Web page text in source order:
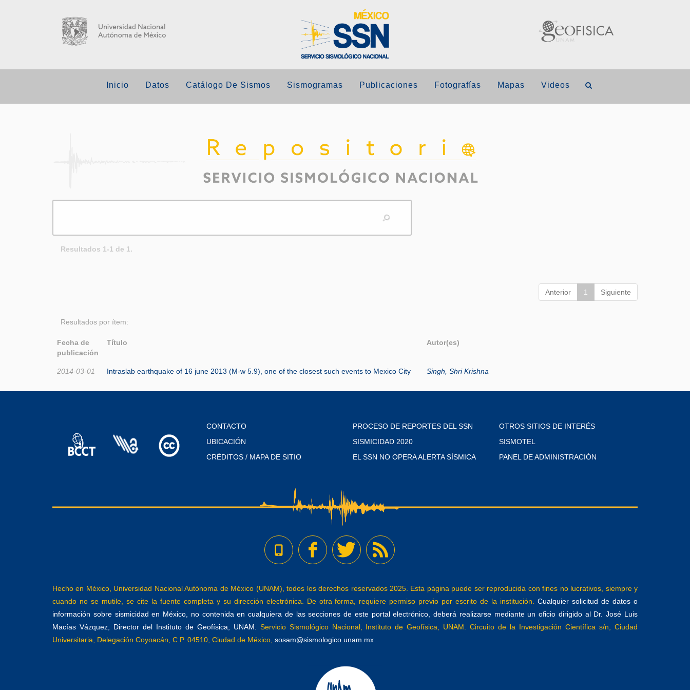
Inicio Datos Catálogo De Sismos Sismogramas Publicaciones Fotografías Mapas Videos
Resultados 1-1 de 1.
Anterior 1 Siguiente
Resultados por ítem:
Fecha de
publicación
Título Autor(es)
2014-03-01 Intraslab earthquake of 16 june 2013 (M-w 5.9), one of the closest such events to Mexico City Singh, Shri Krishna
CONTACTO
UBICACIÓN
CRÉDITOS / MAPA DE SITIO
PROCESO DE REPORTES DEL SSN
SISMICIDAD 2020
EL SSN NO OPERA ALERTA SÍSMICA
OTROS SITIOS DE INTERÉS
SISMOTEL
PANEL DE ADMINISTRACIÓN
Hecho en México, Universidad Nacional Autónoma de México (UNAM), todos los derechos reservados 2025. Esta página puede ser reproducida con fines no lucrativos, siempre y
cuando no se mutile, se cite la fuente completa y su dirección electrónica. De otra forma, requiere permiso previo por escrito de la institución.Cualquier solicitud de datos o
información sobre sismicidad en México, no contenida en cualquiera de las secciones de este portal electrónico, deberá realizarse mediante un oficio dirigido al Dr. José Luis
Macías Vázquez, Director del Instituto de Geofísica, UNAM.
Servicio Sismológico Nacional, Instituto de Geofísica, UNAM. Circuito de la Investigación Científica s/n, Ciudad
Universitaria, Delegación Coyoacán, C.P. 04510, Ciudad de México, sosam@sismologico.unam.mx